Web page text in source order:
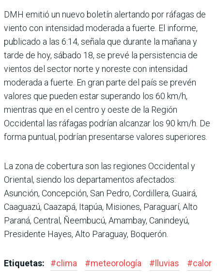
DMH emitió un nuevo boletín alertando por ráfagas de
viento con intensidad moderada a fuerte. El informe,
publicado a las 6:14, señala que durante la mañana y
tarde de hoy, sábado 18, se prevé la persistencia de
vientos del sector norte y noreste con intensidad
moderada a fuerte. En gran parte del país se prevén
valores que pueden estar superando los 60 km/h,
mientras que en el centro y oeste de la Región
Occidental las ráfagas podrían alcanzar los 90 km/h. De
forma puntual, podrían presentarse valores superiores.
La zona de cobertura son las regiones Occidental y
Oriental, siendo los departamentos afectados:
Asunción, Concepción, San Pedro, Cordillera, Guairá,
Caaguazú, Caazapá, Itapúa, Misiones, Paraguarí, Alto
Paraná, Central, Ñeembucú, Amambay, Canindeyú,
Presidente Hayes, Alto Paraguay, Boquerón.
Etiquetas: #clima #meteorología # lluvias #calor